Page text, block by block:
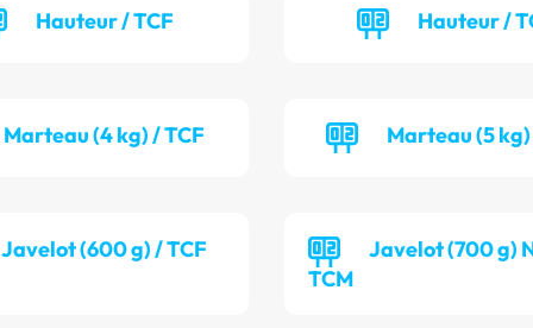
Hauteur / TCF Hauteur /
Marteau (4 kg) / TCF Marteau (5
Javelot (600 g) / TCF
Javelot (700 g)
TCM